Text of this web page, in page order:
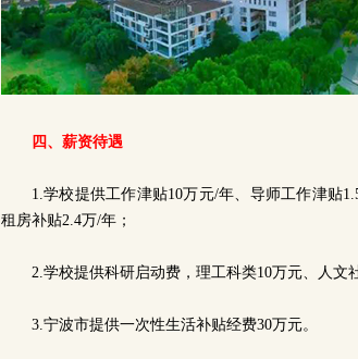
四、薪资待遇
1.学校提供工作津贴10万元/年、导师工作津贴
租房补贴2.4万/年；
2.学校提供科研启动费，理工科类10万元、人文
3.宁波市提供一次性生活补贴经费30万元。